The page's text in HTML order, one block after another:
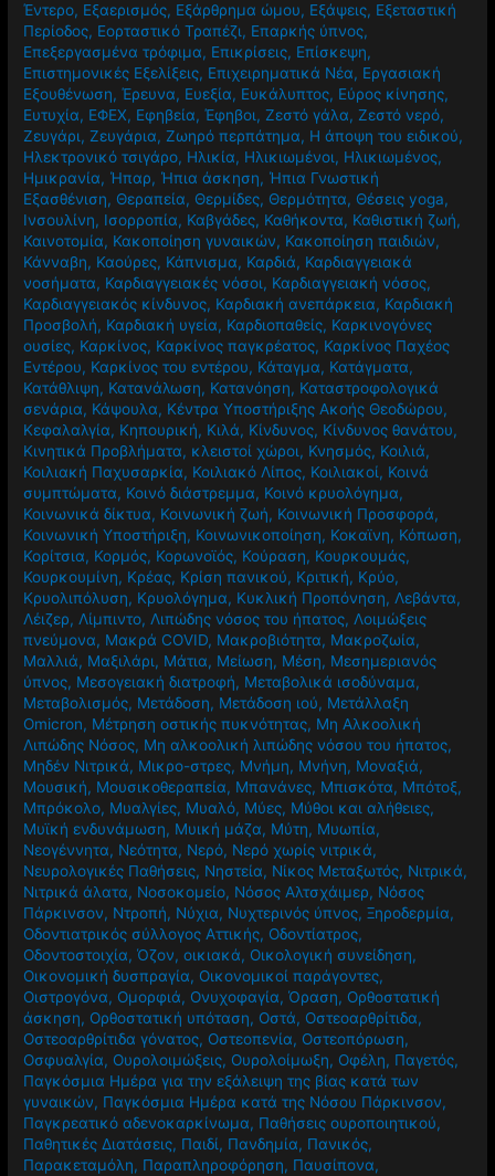
Έντερο, Εξαερισμός, Εξάρθρημα ώμου, Εξάψεις, Εξεταστική
Περίοδος, Εορταστικό Τραπέζι, Επαρκής ύπνος,
Επεξεργασμένα τρόφιμα, Επικρίσεις, Επίσκεψη,
Επιστημονικές Εξελίξεις, Επιχειρηματικά Νέα, Εργασιακή
Εξουθένωση,Έρευνα, Ευεξία, Ευκάλυπτος, Εύρος κίνησης,
Ευτυχία, ΕΦΕΧ, Εφηβεία,Έφηβοι,Ζεστό γάλα,Ζεστό νερό,
Ζευγάρι,Ζευγάρια,Ζωηρό περπάτημα, Η άποψη του ειδικού,
Ηλεκτρονικό τσιγάρο, Ηλικία, Ηλικιωμένοι, Ηλικιωμένος,
Ημικρανία, Ήπαρ, Ήπια άσκηση, Ήπια Γνωστική
Εξασθένιση, Θεραπεία, Θερμίδες, Θερμότητα, Θέσεις yoga,
Ινσουλίνη, Ισορροπία, Καβγάδες, Καθήκοντα, Καθιστική ζωή,
Καινοτομία, Κακοποίηση γυναικών, Κακοποίηση παιδιών,
Κάνναβη, Καούρες, Κάπνισμα, Καρδιά, Καρδιαγγειακά
νοσήματα, Καρδιαγγειακές νόσοι, Καρδιαγγειακή νόσος,
Καρδιαγγειακός κίνδυνος, Καρδιακή ανεπάρκεια, Καρδιακή
Προσβολή, Καρδιακή υγεία, Καρδιοπαθείς, Καρκινογόνες
ουσίες, Καρκίνος, Καρκίνος παγκρέατος, Καρκίνος Παχέος
Εντέρου, Καρκίνος του εντέρου, Κάταγμα, Κατάγματα,
Κατάθλιψη, Κατανάλωση, Κατανόηση, Καταστροφολογικά
σενάρια, Κάψουλα, Κέντρα Υποστήριξης Ακοής Θεοδώρου,
Κεφαλαλγία, Κηπουρική, Κιλά, Κίνδυνος, Κίνδυνος θανάτου,
Κινητικά Προβλήματα, κλειστοί χώροι, Κνησμός, Κοιλιά,
Κοιλιακή Παχυσαρκία, Κοιλιακό Λίπος, Κοιλιακοί, Κοινά
συμπτώματα, Κοινό διάστρεμμα, Κοινό κρυολόγημα,
Κοινωνικά δίκτυα, Κοινωνική ζωή, Κοινωνική Προσφορά,
Κοινωνική Υποστήριξη, Κοινωνικοποίηση, Κοκαϊνη, Κόπωση,
Κορίτσια, Κορμός, Κορωνοϊός, Κούραση, Κουρκουμάς,
Κουρκουμίνη, Κρέας, Κρίση πανικού, Κριτική, Κρύο,
Κρυολιπόλυση, Κρυολόγημα, Κυκλική Προπόνηση, Λεβάντα,
Λέιζερ, Λίμπιντο, Λιπώδης νόσος του ήπατος, Λοιμώξεις
πνεύμονα, Μακρά COVID, Μακροβιότητα, Μακροζωία,
Μαλλιά, Μαξιλάρι, Μάτια, Μείωση, Μέση, Μεσημεριανός
ύπνος, Μεσογειακή διατροφή, Μεταβολικά ισοδύναμα,
Μεταβολισμός, Μετάδοση, Μετάδοση ιού, Μετάλλαξη
Omicron, Μέτρηση οστικής πυκνότητας, Μη Αλκοολική
Λιπώδης Νόσος, Μη αλκοολική λιπώδης νόσου του ήπατος,
Μηδέν Νιτρικά, Μικρο-στρες, Μνήμη, Μνήνη, Μοναξιά,
Μουσική, Μουσικοθεραπεία, Μπανάνες, Μπισκότα, Μπότοξ,
Μπρόκολο, Μυαλγίες, Μυαλό, Μύες, Μύθοι και αλήθειες,
Μυϊκή ενδυνάμωση, Μυική μάζα, Μύτη, Μυωπία,
Νεογέννητα, Νεότητα, Νερό, Νερό χωρίς νιτρικά,
Νευρολογικές Παθήσεις, Νηστεία, Νίκος Μεταξωτός, Νιτρικά,
Νιτρικά άλατα, Νοσοκομείο, Νόσος Αλτσχάιμερ, Νόσος
Πάρκινσον, Ντροπή, Νύχια, Νυχτερινός ύπνος,Ξηροδερμία,
Οδοντιατρικός σύλλογος Αττικής, Οδοντίατρος,
Οδοντοστοιχία,Όζον,οικιακά, Οικολογική συνείδηση,
Οικονομική δυσπραγία, Οικονομικοί παράγοντες,
Οιστρογόνα, Ομορφιά, Ονυχοφαγία,Όραση, Ορθοστατική
άσκηση, Ορθοστατική υπόταση, Οστά, Οστεοαρθρίτιδα,
Οστεοαρθρίτιδα γόνατος, Οστεοπενία, Οστεοπόρωση,
Οσφυαλγία, Ουρολοιμώξεις, Ουρολοίμωξη, Οφέλη, Παγετός,
Παγκόσμια Ημέρα για την εξάλειψη της βίας κατά των
γυναικών, Παγκόσμια Ημέρα κατά της Νόσου Πάρκινσον,
Παγκρεατικό αδενοκαρκίνωμα, Παθήσεις ουροποιητικού,
Παθητικές Διατάσεις, Παιδί, Πανδημία, Πανικός,
Παρακεταμόλη, Παραπληροφόρηση, Παυσίπονα,